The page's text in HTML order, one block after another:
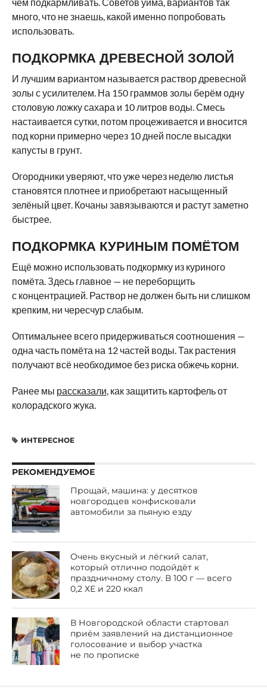
много, что не знаешь, какой именно попробовать
использовать.
ПОДКОРМКА ДРЕВЕСНОЙ ЗОЛОЙ
И лучшим вариантом называется раствор древесной
золы с усилителем. На 150 граммов золы берём одну
столовую ложку сахара и 10 литров воды. Смесь
настаивается сутки, потом процеживается и вносится
под корни примерно через 10 дней после высадки
капусты в грунт.
Огородники уверяют, что уже через неделю листья
становятся плотнее и приобретают насыщенный
зелёный цвет. Кочаны завязываются и растут заметно
быстрее.
ПОДКОРМКА КУРИНЫМ ПОМЁТОМ
Ещё можно использовать подкормку из куриного
помёта. Здесь главное — не переборщить
с концентрацией. Раствор не должен быть ни слишком
крепким, ни чересчур слабым.
Оптимальнее всего придерживаться соотношения —
одна часть помёта на 12 частей воды. Так растения
получают всё необходимое без риска обжечь корни.
Ранее мы рассказали , как защитить картофель от
колорадского жука.
ИНТЕРЕСНОЕ
РЕКОМЕНДУЕМОЕ
Прощай, машина: у десятков
новгородцев конфисковали
автомобили за пьяную езду
Очень вкусный и лёгкий салат,
который отлично подойдёт к
праздничному столу. В 100 г — всего
0,2 ХЕ и 220 ккал
В Новгородской области стартовал
приём заявлений на дистанционное
голосование и выбор участка
не по прописке